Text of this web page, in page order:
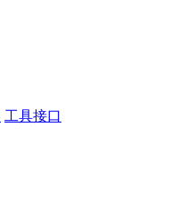
工具接口